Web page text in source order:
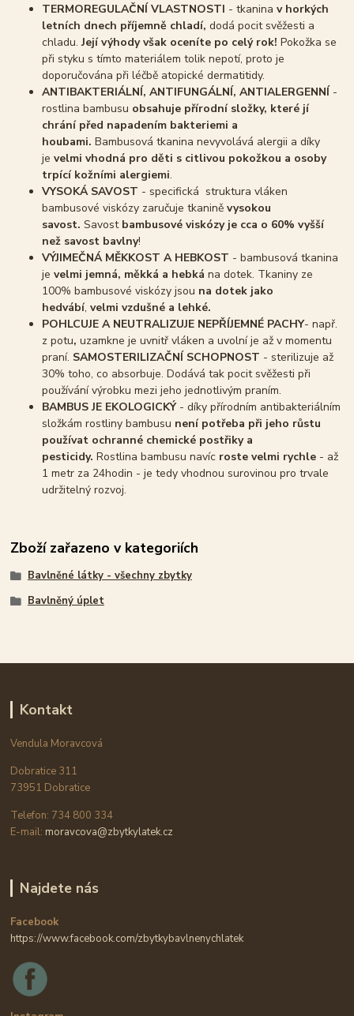
TERMOREGULAČNÍ VLASTNOSTI - tkaninav horkých
letních dnech příjemně chladí,dodá pocit svěžesti a
chladu.Její výhody však oceníte po celý rok!Pokožka se
při styku s tímto materiálem tolik nepotí, proto je
doporučována při léčbě atopické dermatitidy.
ANTIBAKTERIÁLNÍ, ANTIFUNGÁLNÍ, ANTIALERGENNÍ -
rostlina bambusu obsahuje přírodní složky, které jí
chrání před napadením bakteriemi a
houbami. Bambusová tkanina nevyvolává alergii a díky
jevelmi vhodná pro děti s citlivou pokožkou a osoby
trpící kožními alergiemi.
VYSOKÁ SAVOST - specifická struktura vláken
bambusové viskózy zaručuje tkaniněvysokou
savost. Savost bambusové viskózy je cca o 60% vyšší
než savost bavlny!
VÝJIMEČNÁ MĚKKOST A HEBKOST - bambusová tkanina
jevelmi jemná, měkká a hebkána dotek. Tkaniny ze
100% bambusové viskózy jsou na dotek jako
hedvábí,velmi vzdušné a lehké.
POHLCUJE A NEUTRALIZUJE NEPŘÍJEMNÉ PACHY- např.
z potu, uzamkne je uvnitř vláken a uvolní je až v momentu
praní. SAMOSTERILIZAČNÍ SCHOPNOST - sterilizuje až
30% toho, co absorbuje. Dodává tak pocit svěžesti při
používání výrobku mezi jeho jednotlivým praním.
BAMBUS JE EKOLOGICKÝ- díky přírodním antibakteriálním
složkám rostliny bambusu není potřeba při jeho růstu
používat ochranné chemické postřiky a
pesticidy. Rostlina bambusu navíc roste velmi rychle - až
1 metr za 24hodin - je tedy vhodnou surovinou pro trvale
udržitelný rozvoj.
Zboží zařazeno v kategoriích
Bavlněné látky - všechny zbytky
Bavlněný úplet
Kontakt
Vendula Moravcová
Dobratice 311
73951 Dobratice
Telefon: 734 800 334
E-mail: moravcova@zbytkylatek.cz
Najdete nás
Facebook
https://www.facebook.com/zbytkybavlnenychlatek